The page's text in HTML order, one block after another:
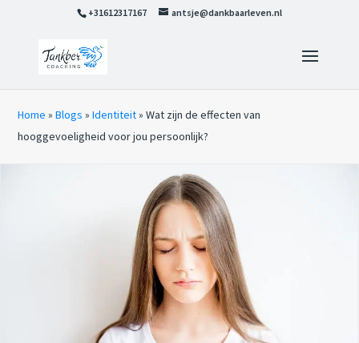
+31612317167 antsje@dankbaarleven.nl
Home »Blogs »Identiteit»Wat zijn de effecten van
hooggevoeligheid voor jou persoonlijk?